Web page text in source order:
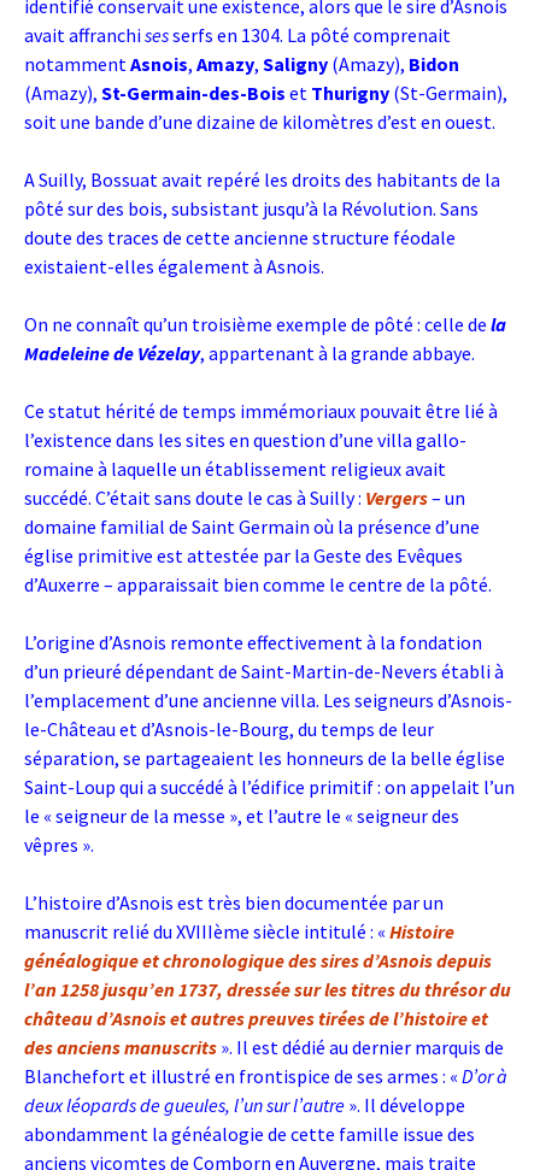
identifié conservait une existence, alors que le sire d’Asnois
avait affranchisesserfs en 1304. La pôté comprenait
notammentAsnois, Amazy, Saligny (Amazy), Bidon
(Amazy), St-Germain-des-Bois et Thurigny (St-Germain),
soit une bande d’une dizaine de kilomètres d’est en ouest.
A Suilly, Bossuat avait repéré les droits des habitants de la
pôté sur des bois, subsistant jusqu’à la Révolution. Sans
doute des traces de cette ancienne structure féodale
existaient-elles également à Asnois.
On ne connaît qu’un troisième exemple de pôté : celle de la
Madeleine de Vézelay, appartenant à la grande abbaye.
Ce statut hérité de temps immémoriaux pouvait être lié à
l’existence dans les sites en question d’une villa gallo-
romaine à laquelle un établissement religieux avait
succédé. C’était sans doute le cas à Suilly : Vergers– un
domaine familial de Saint Germain où la présence d’une
église primitive est attestée par la Geste des Evêques
d’Auxerre – apparaissait bien comme le centre de la pôté.
L’origine d’Asnois remonte effectivement à la fondation
d’un prieuré dépendant de Saint-Martin-de-Nevers établi à
l’emplacement d’une ancienne villa. Les seigneurs d’Asnois-
le-Château et d’Asnois-le-Bourg, du temps de leur
séparation, se partageaient les honneurs de la belle église
Saint-Loup qui a succédé à l’édifice primitif : on appelait l’un
le « seigneur de la messe », et l’autre le « seigneur des
vêpres ».
L’histoire d’Asnois est très bien documentée par un
manuscrit relié du XVIIIème siècle intitulé : « Histoire
généalogique et chronologique des sires d’Asnois depuis
l’an 1258 jusqu’en 1737, dressée sur les titres du thrésor du
château d’Asnois et autres preuves tirées de l’histoire et
des anciens manuscrits ». Il est dédié au dernier marquis de
Blanchefort et illustré en frontispice de ses armes : « D’or à
deux léopards de gueules, l’un sur l’autre ». Il développe
abondamment la généalogie de cette famille issue des
anciens vicomtes de Comborn en Auvergne, mais traite